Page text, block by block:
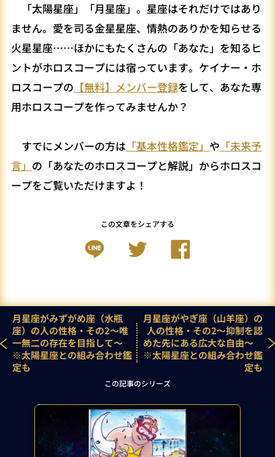
「太陽星座」「月星座」。星座はそれだけではあり
ません。愛を司る金星星座、情熱のありかを知らせる
火星星座……ほかにもたくさんの「あなた」を知るヒ
ントがホロスコープには宿っています。ケイナー・ホ
ロスコープの 【無料】メンバー登録をして、あなた専
用ホロスコープを作ってみませんか？
すでにメンバーの方は 「基本性格鑑定」 や 「未来予
言」 の「あなたのホロスコープと解説」からホロスコ
ープをご覧いただけますよ！
この文章をシェアする
月星座がみずがめ座（水瓶
座）の人の性格・その2～唯
一無二の存在を目指して～
※太陽星座との組み合わせ鑑
定も
月星座がやぎ座（山羊座）の
人の性格・その2～抑制を認
めた先にある広大な自由～
※太陽星座との組み合わせ鑑
定も
この記事のシリーズ